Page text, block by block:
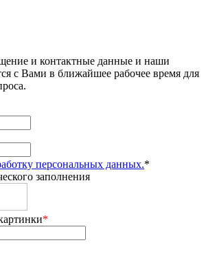
и контактные данные и наши
с Вами в ближайшее рабочее время для
персональных данных.*
заполнения
*